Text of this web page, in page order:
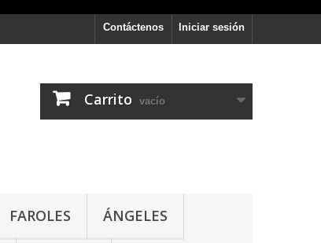
Iniciar sesión
Contáctenos
Carrito vacío
FAROLES ÁNGELES